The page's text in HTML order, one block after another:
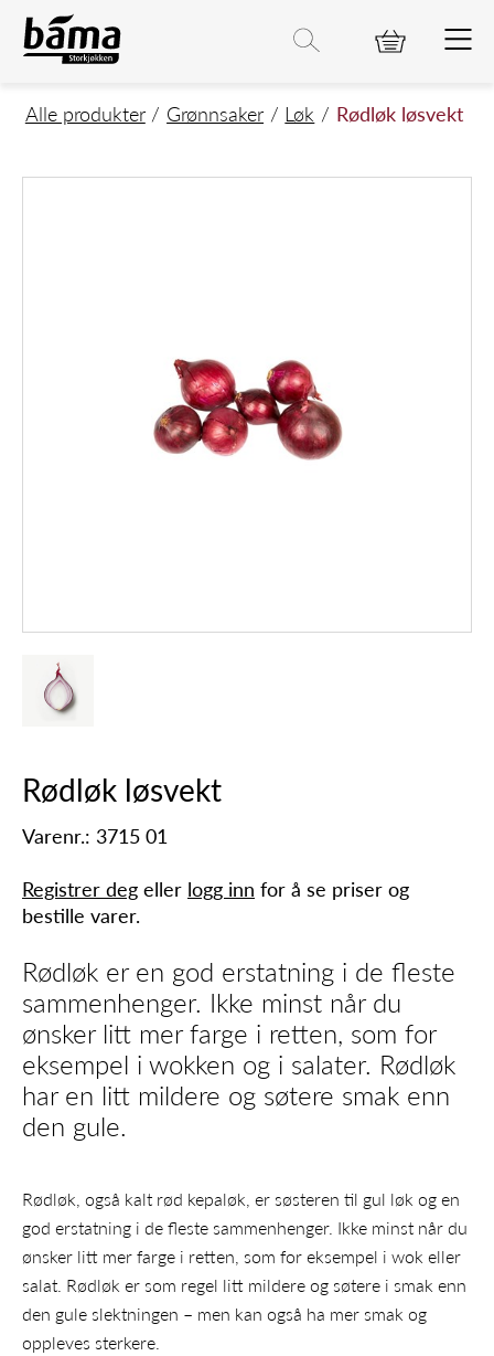
Rødløk løsvekt
Hovedinnhold
Hovedmeny
Hovedmeny
Alle produkter Grønnsaker Løk Rødløk løsvekt
Rødløk løsvekt
Varenr.: 3715 01
Registrer deg eller logg inn for å se priser og
bestille varer.
Rødløk er en god erstatning i de fleste
sammenhenger. Ikke minst når du
ønsker litt mer farge i retten, som for
eksempel i wokken og i salater. Rødløk
har en litt mildere og søtere smak enn
den gule.
Rødløk, også kalt rød kepaløk, er søsteren til gul løk og en
god erstatning i de fleste sammenhenger. Ikke minst når du
ønsker litt mer farge i retten, som for eksempel i wok eller
salat. Rødløk er som regel litt mildere og søtere i smak enn
den gule slektningen – men kan også ha mer smak og
oppleves sterkere.